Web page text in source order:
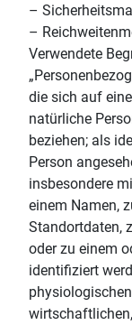
–
–
Verwendete
die sich auf
natürliche
beziehen; als
Person
insbesondere
einem Namen,
Standortdaten,
oder zu einem
identifiziert